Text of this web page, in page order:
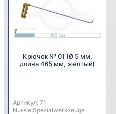
Крючок № 01 (Ø 5 мм,
длина 465 мм, желтый)
Артикул: 71
Производитель:
Nussle Spezialwerkzeuge